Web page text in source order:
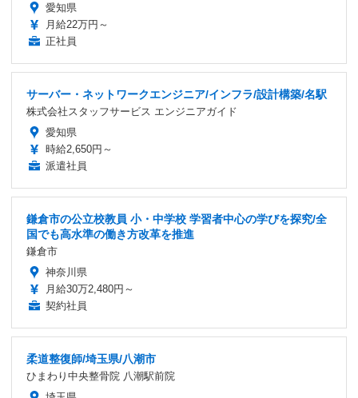
愛知県
月給22万円～
正社員
サーバー・ネットワークエンジニア/インフラ/設計構築/名駅
株式会社スタッフサービス エンジニアガイド
愛知県
時給2,650円～
派遣社員
鎌倉市の公立校教員 小・中学校 学習者中心の学びを探究/全
国でも高水準の働き方改革を推進
鎌倉市
神奈川県
月給30万2,480円～
契約社員
柔道整復師/埼玉県/八潮市
ひまわり中央整骨院 八潮駅前院